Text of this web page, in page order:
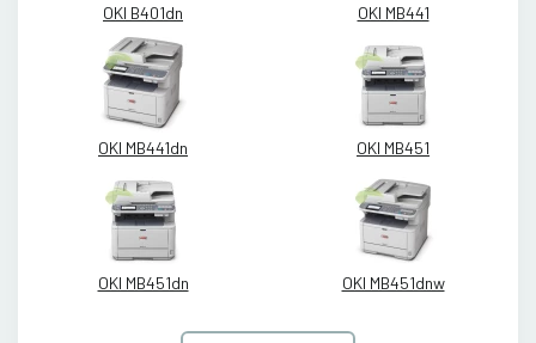
OKI B401dn OKI MB441
OKI MB441dn OKI MB451
OKI MB451dn OKI MB451dnw